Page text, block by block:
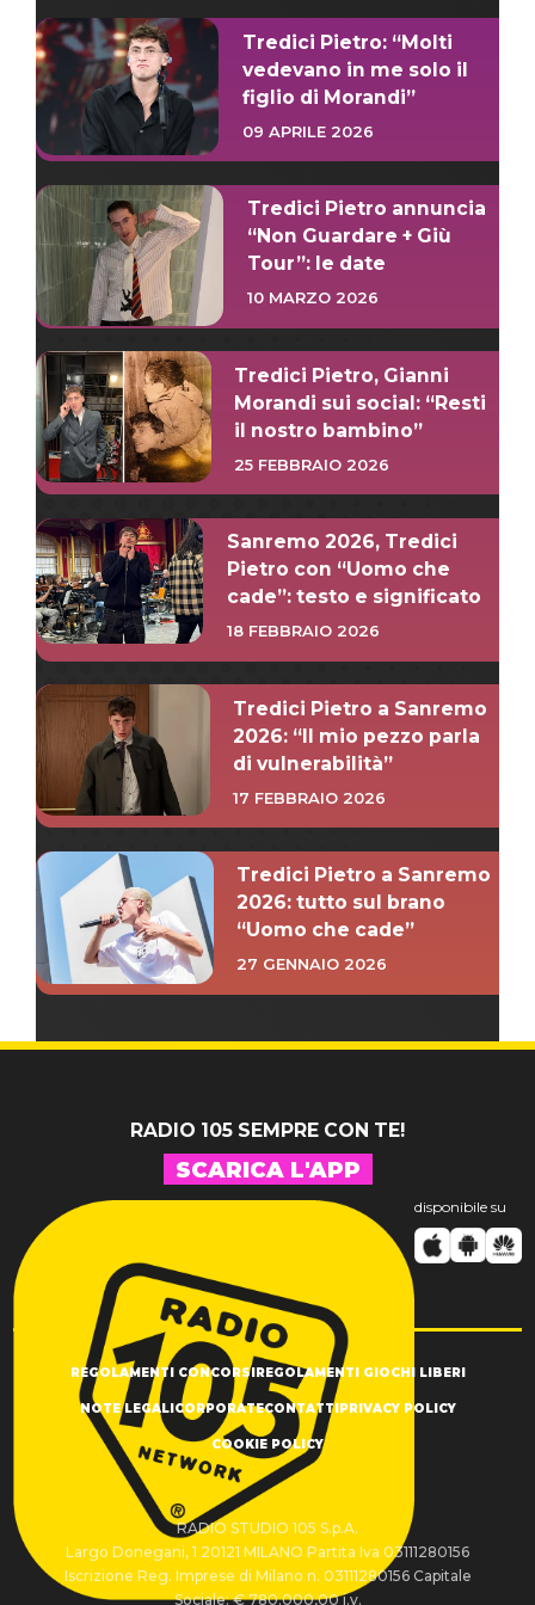
Tredici Pietro: “Molti
vedevano in me solo il
figlio di Morandi”
09 APRILE 2026
Tredici Pietro annuncia
“Non Guardare + Giù
Tour”: le date
10 MARZO 2026
Tredici Pietro, Gianni
Morandi sui social: “Resti
il nostro bambino”
25 FEBBRAIO 2026
Sanremo 2026, Tredici
Pietro con “Uomo che
cade”: testo e significato
18 FEBBRAIO 2026
Tredici Pietro a Sanremo
2026: “Il mio pezzo parla
di vulnerabilità”
17 FEBBRAIO 2026
Tredici Pietro a Sanremo
2026: tutto sul brano
“Uomo che cade”
27 GENNAIO 2026
RADIO 105 SEMPRE CON TE!
SCARICA L'APP
disponibile su
REGOLAMENTI CONCORSIREGOLAMENTI GIOCHI LIBERI
NOTE LEGALICORPORATECONTATTIPRIVACY POLICY
COOKIE POLICY
RADIO STUDIO 105 S.p.A.
Largo Donegani, 1 20121 MILANO Partita Iva 03111280156
Iscrizione Reg. Imprese di Milano n. 03111280156 Capitale
Sociale: € 780.000,00 i.v.